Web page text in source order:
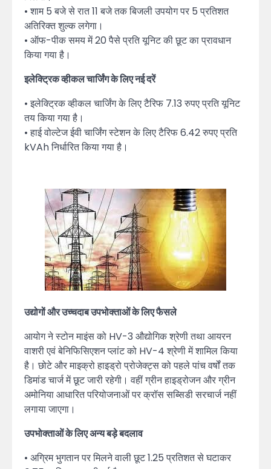
• शाम 5 बजे से रात 11 बजे तक बिजली उपयोग पर 5 प्रतिशत
अतिरिक्त शुल्क लगेगा।
• ऑफ-पीक समय में 20 पैसे प्रति यूनिट की छूट का प्रावधान
किया गया है।
इलेक्ट्रिक व्हीकल चार्जिंग के लिए नई दरें
• इलेक्ट्रिक व्हीकल चार्जिंग के लिए टैरिफ 7.13 रुपए प्रति यूनिट
तय किया गया है।
• हाई वोल्टेज ईवी चार्जिंग स्टेशन के लिए टैरिफ 6.42 रुपए प्रति
kVAh निर्धारित किया गया है।
उद्योगों और उच्चदाब उपभोक्ताओं के लिए फैसले
आयोग ने स्टोन माइंस को HV-3 औद्योगिक श्रेणी तथा आयरन
वाशरी एवं बेनिफिसिएशन प्लांट को HV-4 श्रेणी में शामिल किया
है। छोटे और माइक्रो हाइड्रो प्रोजेक्ट्स को पहले पांच वर्षों तक
डिमांड चार्ज में छूट जारी रहेगी। वहीं ग्रीन हाइड्रोजन और ग्रीन
अमोनिया आधारित परियोजनाओं पर क्रॉस सब्सिडी सरचार्ज नहीं
लगाया जाएगा।
उपभोक्ताओं के लिए अन्य बड़े बदलाव
• अग्रिम भुगतान पर मिलने वाली छूट 1.25 प्रतिशत से घटाकर